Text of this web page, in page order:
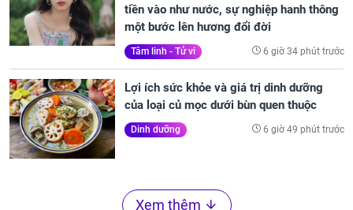
tiền vào như nước, sự nghiệp hanh thông
một bước lên hương đổi đời
Tâm linh - Tử vi 6 giờ 34 phút trước
Lợi ích sức khỏe và giá trị dinh dưỡng
của loại củ mọc dưới bùn quen thuộc
Dinh dưỡng 6 giờ 49 phút trước
Xem thêm